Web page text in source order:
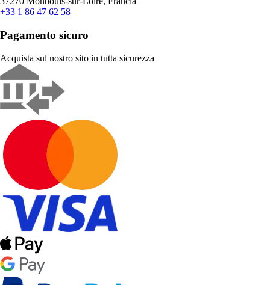
+33 1 86 47 62 58
Pagamento sicuro
Acquista sul nostro sito in tutta sicurezza